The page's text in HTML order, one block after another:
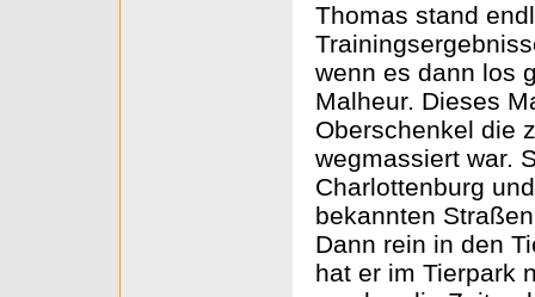
Thomas stand
wenn es dann los
Malheur. Dieses
Oberschenkel die
wegmassiert war.
Charlottenburg
bekannten
Dann rein in den
hat er im Tierpark